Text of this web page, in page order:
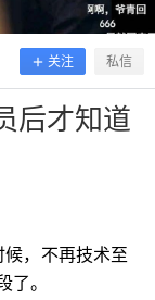
关注 私信
后才知道
，不再技术至
了。
才知道
？ 1.当你明